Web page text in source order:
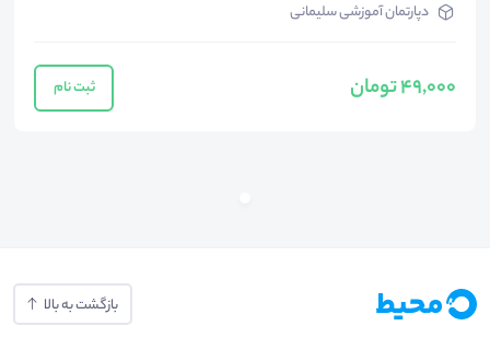
دپارتمان آموزشی سلیمانی
49,000 تومان ثبت نام
بازگشت به بالا